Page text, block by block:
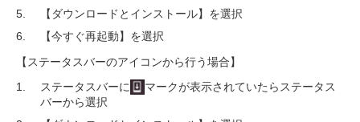
【ダウンロードとインストール】を選択
【今すぐ再起動】を選択
【ステータスバーのアイコンから行う場合】
ステータスバーに
マークが表示されていたらステータス
バーから選択